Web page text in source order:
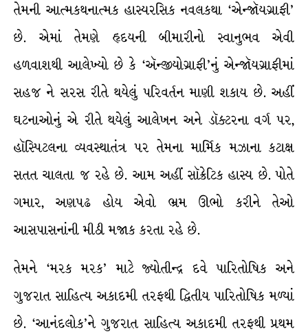
તેમની આત્મકથનાત્મક હાસ્યરસિક નવલકથા ‘એન્જૉયગ્રાફી’
છે. એમાં તેમણે હૃદયની બીમારીનો સ્વાનુભવ એવી
હળવાશથી આલેખ્યો છે કે ‘ઍન્જીયોગ્રાફી’નું એન્જૉયગ્રાફીમાં
સહજ ને સરસ રીતે થયેલું પરિવર્તન માણી શકાય છે. અહીં
ઘટનાઓનું એ રીતે થયેલું આલેખન અને ડૉક્ટરના વર્ગ પર,
હૉસ્પિટલના વ્યવસ્થાતંત્ર પર તેમના માર્મિક મઝાના કટાક્ષ
સતત ચાલતા જ રહે છે. આમ અહીં સૉક્રેટિક હાસ્ય છે. પોતે
ગમાર, અણપઢ હોય એવો ભ્રમ ઊભો કરીને તેઓ
આસપાસનાંની મીઠી મજાક કરતા રહે છે.
તેમને ‘મરક મરક’ માટે જ્યોતીન્દ્ર દવે પારિતોષિક અને
ગુજરાત સાહિત્ય અકાદમી તરફથી દ્વિતીય પારિતોષિક મળ્યાં
છે. ‘આનંદલોક’ને ગુજરાત સાહિત્ય અકાદમી તરફથી પ્રથમ